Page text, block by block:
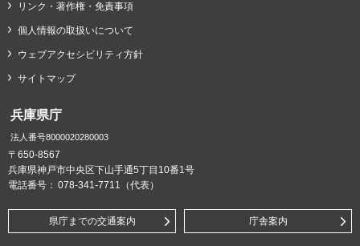
リンク・著作権・免責事項
個人情報の取扱いについて
ウェブアクセシビリティ方針
サイトマップ
兵庫県庁
法人番号8000020280003
〒650-8567
兵庫県神戸市中央区下山手通5丁目10番1号
電話番号： 078-341-7711（代表）
県庁までの交通案内 庁舎案内